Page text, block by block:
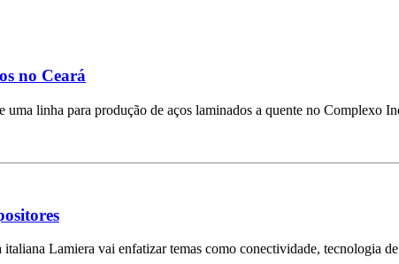
no Ceará
linha para produção de aços laminados a quente no Complexo
Lamiera vai enfatizar temas como conectividade, tecnologia